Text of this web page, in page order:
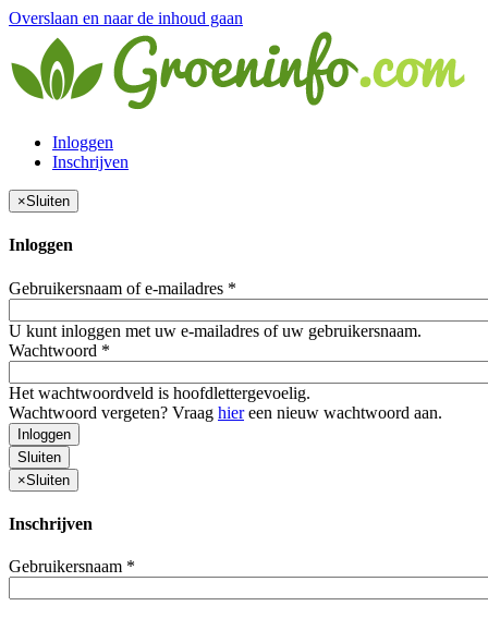
Overslaan en naar de inhoud gaan
Inloggen
Inschrijven
×Sluiten
Inloggen
Gebruikersnaam of e-mailadres *
U kunt inloggen met uw e-mailadres of uw gebruikersnaam.
Wachtwoord *
Het wachtwoordveld is hoofdlettergevoelig.
Wachtwoord vergeten? Vraag hiereen nieuw wachtwoord aan.
Inloggen
Sluiten
×Sluiten
Inschrijven
Gebruikersnaam *